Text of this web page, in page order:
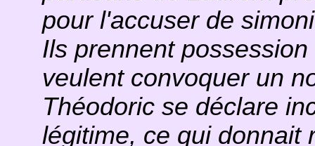
pour l'accuser de
Ils prennent
veulent convoquer un
Théodoric se déclare
légitime, ce qui donnait